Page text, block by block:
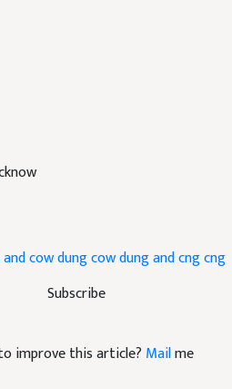
Subscribe
cow dungcow dung and cngcng
improve this article? Mailme